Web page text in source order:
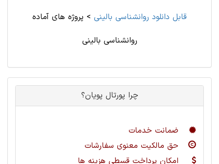
قابل دانلود روانشناسی ‌بالینی > پروژه های آماده
روانشناسی ‌بالینی
چرا پورتال پویان؟
ضمانت خدمات
حق مالکیت معنوی سفارشات
امکان پرداخت قسطی هزینه ها